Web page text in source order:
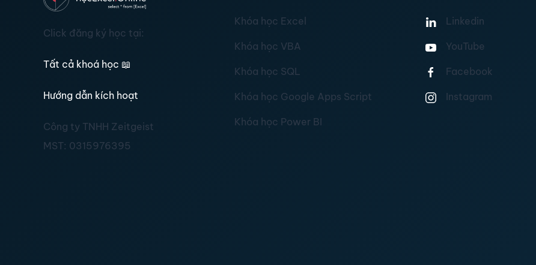
Click đăng ký học tại:
Tất cả khoá học 📖
Hướng dẫn kích hoạt
Công ty TNHH Zeitgeist
MST: 0315976395
Khóa học Excel
Khóa học VBA
Khóa học SQL
Khóa học Google Apps Script
Khóa học Power BI
Linkedin
YouTube
Facebook
Instagram